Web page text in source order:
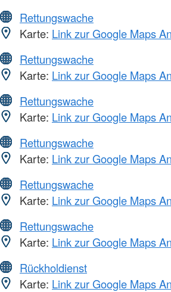
Rettungswache
Karte: Link zur Google Maps
Rettungswache
Karte: Link zur Google Maps
Rettungswache
Karte: Link zur Google Maps
Rettungswache
Karte: Link zur Google Maps
Rettungswache
Karte: Link zur Google Maps
Rettungswache
Karte: Link zur Google Maps
Rückholdienst
Karte: Link zur Google Maps